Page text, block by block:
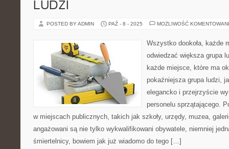
LUDZI
POSTED BY ADMIN PAŹ - 8 - 2025 MOŻLIWOŚĆ
Wszystko dookoła, każde
odwiedzać większa grupa
każde miejsce, które ma
pokaźniejsza grupa ludzi,
elegancko i przejrzyście
personelu sprzątającego.
w miejscach publicznych, takich jak szkoły, urzędy, muzea,
angażowani są nie tylko wykwalifikowani obywatele, niemniej
śmiertelnicy, bowiem jak już wiadomo do tego […]